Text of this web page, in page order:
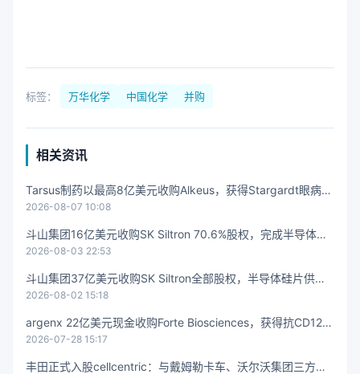
标签： 万华化学 中国化学 并购
相关资讯
Tarsus制药以最高8亿美元收购Alkeus，获得Stargardt眼病药
物gildeuretinol
2026-08-07 10:08
斗山集团16亿美元收购SK Siltron 70.6%股权，完成半导体材
料垂直整合
2026-08-03 22:53
斗山集团37亿美元收购SK Siltron全部股权，半导体硅片供应
链格局重塑
2026-08-02 15:18
argenx 22亿美元现金收购Forte Biosciences，获得抗CD122
抗体FB102
2026-07-28 15:17
丰田正式入股cellcentric：与戴姆勒卡车、沃尔沃集团三方等